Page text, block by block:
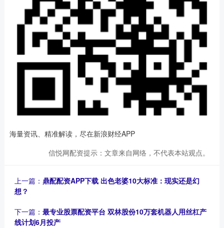
海量资讯、精准解读，尽在新浪财经APP
信悦网配资提示：文章来自网络，不代表本站观点。
上一篇： 鼎配配资APP下载 出色老婆10大标准：现实还是幻
想？
下一篇： 最专业股票配资平台 双林股份10万套机器人用丝杠产
线计划6月投产